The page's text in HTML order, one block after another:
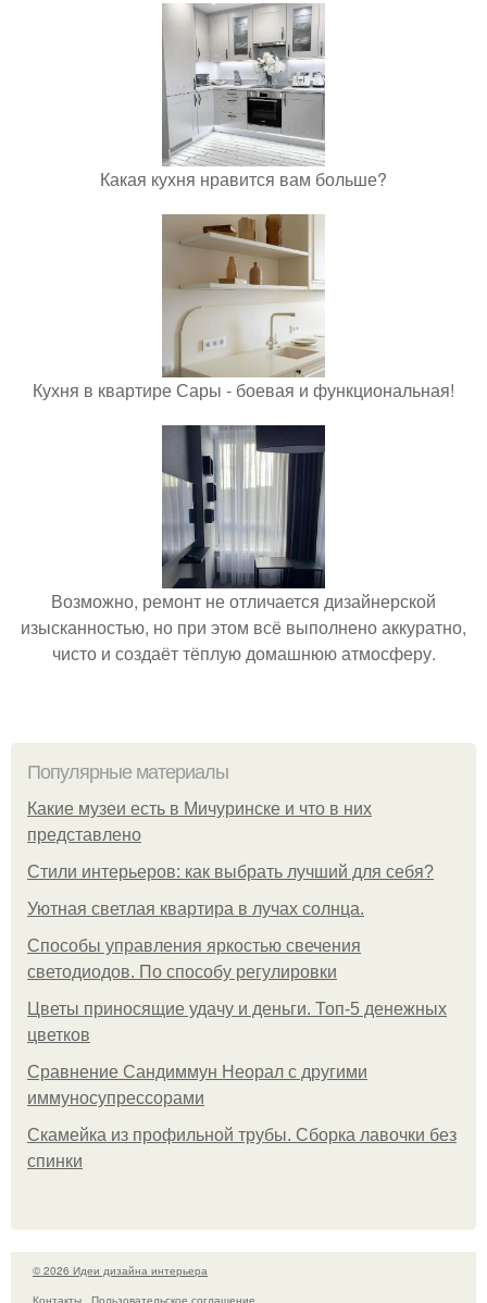
Какая кухня нравится вам больше?
Кухня в квартире Сары - боевая и функциональная!
Возможно, ремонт не отличается дизайнерской
изысканностью, но при этом всё выполнено аккуратно,
чисто и создаёт тёплую домашнюю атмосферу.
Популярные материалы
Какие музеи есть в Мичуринске и что в них
представлено
Стили интерьеров: как выбрать лучший для себя?
Уютная светлая квартира в лучах солнца.
Способы управления яркостью свечения
светодиодов. По способу регулировки
Цветы приносящие удачу и деньги. Топ-5 денежных
цветков
Сравнение Сандиммун Неорал с другими
иммуносупрессорами
Скамейка из профильной трубы. Сборка лавочки без
спинки
© 2026 Идеи дизайна интерьера
Контакты
Пользовательское соглашение